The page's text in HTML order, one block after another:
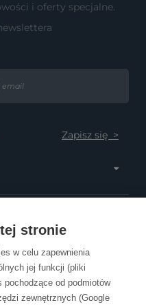
stronie
w celu zapewnienia
jej funkcji (pliki
pochodzące od podmiotów
zewnętrznych (Google
i oferty specjalne.